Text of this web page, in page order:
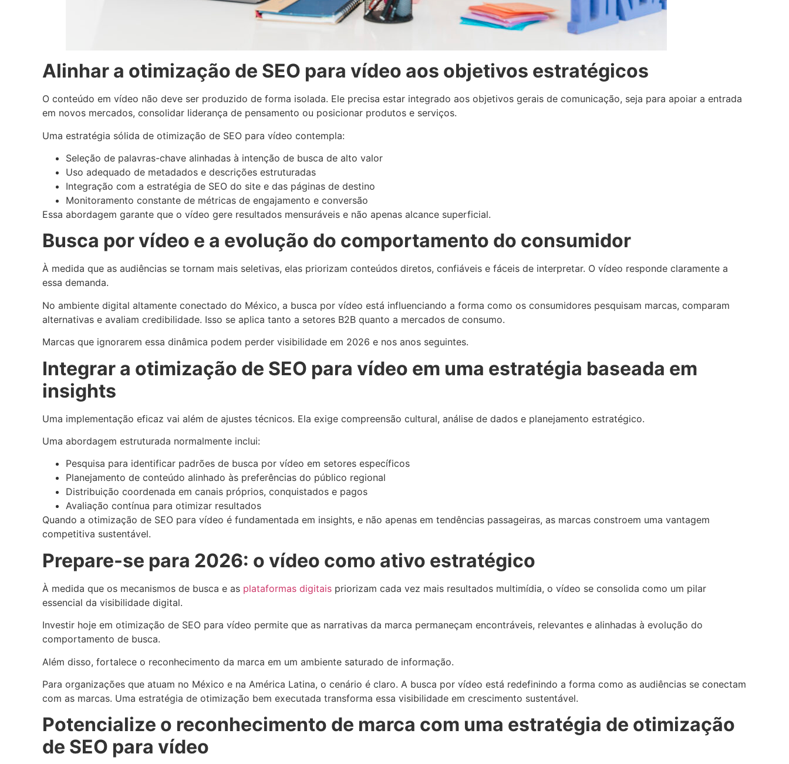
Alinhar a otimização de SEO para vídeo aos objetivos estratégicos
O conteúdo em vídeo não deve ser produzido de forma isolada. Ele precisa estar integrado aos objetivos gerais de comunicação, seja para apoiar a entrada
em novos mercados, consolidar liderança de pensamento ou posicionar produtos e serviços.
Uma estratégia sólida de otimização de SEO para vídeo contempla:
Seleção de palavras-chave alinhadas à intenção de busca de alto valor
Uso adequado de metadados e descrições estruturadas
Integração com a estratégia de SEO do site e das páginas de destino
Monitoramento constante de métricas de engajamento e conversão
Essa abordagem garante que o vídeo gere resultados mensuráveis e não apenas alcance superficial.
Busca por vídeo e a evolução do comportamento do consumidor
À medida que as audiências se tornam mais seletivas, elas priorizam conteúdos diretos, confiáveis e fáceis de interpretar. O vídeo responde claramente a
essa demanda.
No ambiente digital altamente conectado do México, a busca por vídeo está influenciando a forma como os consumidores pesquisam marcas, comparam
alternativas e avaliam credibilidade. Isso se aplica tanto a setores B2B quanto a mercados de consumo.
Marcas que ignorarem essa dinâmica podem perder visibilidade em 2026 e nos anos seguintes.
Integrar a otimização de SEO para vídeo em uma estratégia baseada em
insights
Uma implementação eficaz vai além de ajustes técnicos. Ela exige compreensão cultural, análise de dados e planejamento estratégico.
Uma abordagem estruturada normalmente inclui:
Pesquisa para identificar padrões de busca por vídeo em setores específicos
Planejamento de conteúdo alinhado às preferências do público regional
Distribuição coordenada em canais próprios, conquistados e pagos
Avaliação contínua para otimizar resultados
Quando a otimização de SEO para vídeo é fundamentada em insights, e não apenas em tendências passageiras, as marcas constroem uma vantagem
competitiva sustentável.
Prepare-se para 2026: o vídeo como ativo estratégico
À medida que os mecanismos de busca e as plataformas digitais priorizam cada vez mais resultados multimídia, o vídeo se consolida como um pilar
essencial da visibilidade digital.
Investir hoje em otimização de SEO para vídeo permite que as narrativas da marca permaneçam encontráveis, relevantes e alinhadas à evolução do
comportamento de busca.
Além disso, fortalece o reconhecimento da marca em um ambiente saturado de informação.
Para organizações que atuam no México e na América Latina, o cenário é claro. A busca por vídeo está redefinindo a forma como as audiências se conectam
com as marcas. Uma estratégia de otimização bem executada transforma essa visibilidade em crescimento sustentável.
Potencialize o reconhecimento de marca com uma estratégia de otimização
de SEO para vídeo